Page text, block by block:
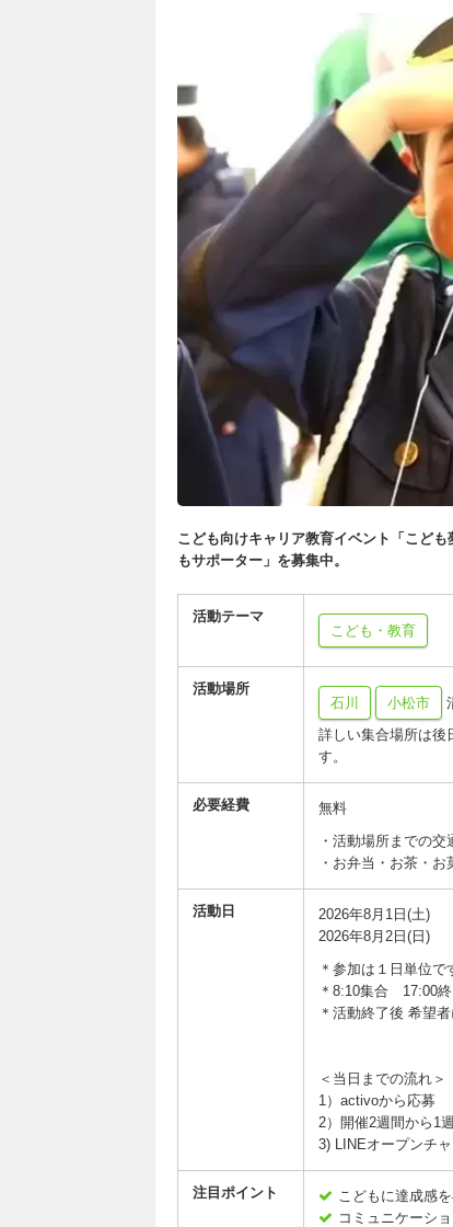
こども向けキャリア教育イベント「こど
もサポーター」を募集中。
活動テーマ
こども・教育
活動場所
石川
小松市
詳しい集合場所は後
す。
必要経費
無料
・活動場所までの交
・お弁当・お茶・お
活動日
2026年8月1日(土)
2026年8月2日(日)
＊参加は１日単位で
＊8:10集合 17:00
＊活動終了後 希望
＜当日までの流れ＞
1）activoから応募
2）開催2週間から1
3) LINEオープンチ
注目ポイント
こどもに達成感
コミュニケーシ